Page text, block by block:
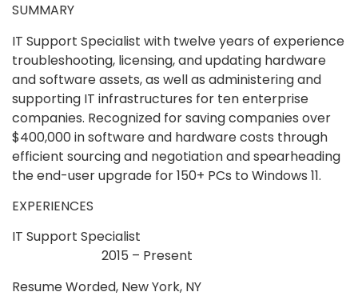
SUMMARY
IT Support Specialist with twelve years of experience
troubleshooting, licensing, and updating hardware
and software assets, as well as administering and
supporting IT infrastructures for ten enterprise
companies. Recognized for saving companies over
$400,000 in software and hardware costs through
efficient sourcing and negotiation and spearheading
the end-user upgrade for 150+ PCs to Windows 11.
EXPERIENCES
IT Support Specialist
2015 – Present
Resume Worded, New York, NY